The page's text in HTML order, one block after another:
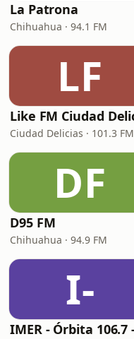
La Patrona
Chihuahua · 94.1 FM
LF
Ciudad Delicias · 101.3 FM
DF
D95 FM
Chihuahua · 94.9 FM
I-